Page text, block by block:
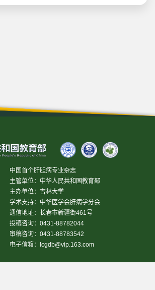
中国首个肝胆病专业杂志
主管单位：中华人民共和国教育部
主办单位：吉林大学
学术支持：中华医学会肝病学分会
通信地址：长春市新疆街461号
投稿咨询：0431-88782044
审稿咨询：0431-88783542
电子信箱：
lcgdb@vip.163.com